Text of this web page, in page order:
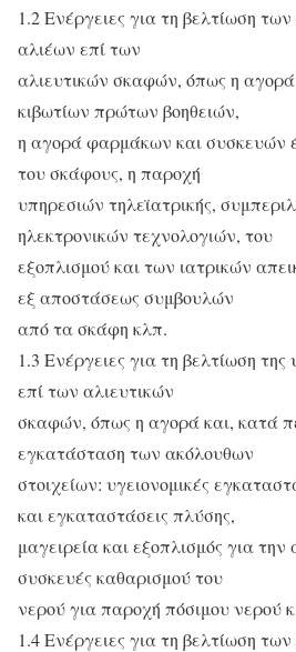
1.2 Ενέργειες για τη βελτίωση
αλιέων επί των
αλιευτικών σκαφών, όπως η
κιβωτίων πρώτων βοηθειών,
η αγορά φαρμάκων και συσκευών
του σκάφους, η παροχή
υπηρεσιών τηλεϊατρικής,
ηλεκτρονικών τεχνολογιών, του
εξοπλισμού και των ιατρικών
εξ αποστάσεως συμβουλών
από τα σκάφη κλπ.
1.3 Ενέργειες για τη βελτίωση της
επί των αλιευτικών
σκαφών, όπως η αγορά και, κατά
εγκατάσταση των ακόλουθων
στοιχείων: υγειονομικές
και εγκαταστάσεις πλύσης,
μαγειρεία και εξοπλισμός για
συσκευές καθαρισμού του
νερού για παροχή πόσιμου νερού
1.4 Ενέργειες για τη βελτίωση